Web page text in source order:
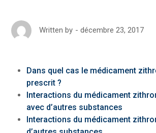
Written by décembre 23, 2017
Dans quel cas le médicament
prescrit ?
Interactions du médicament
avec d’autres substances
Interactions du médicament